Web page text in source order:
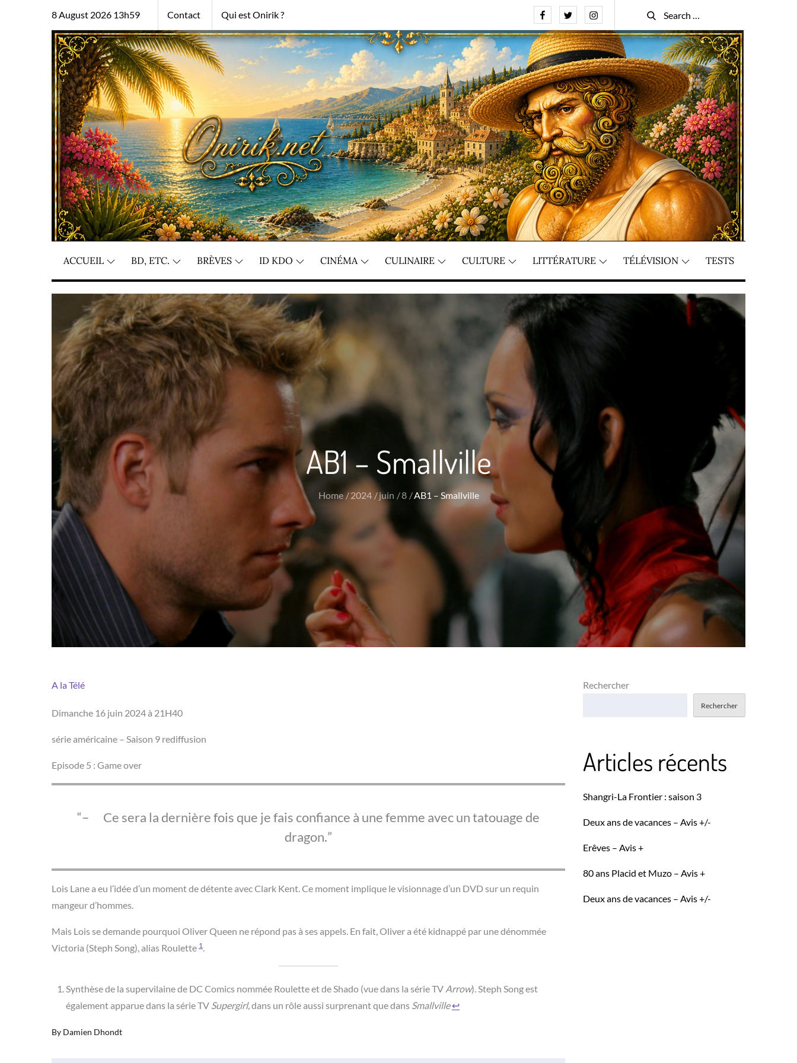
8 August 2026 13h59 Contact Qui est Onirik ? FacebookTwitterInstagram
Search
for:
Search
ACCUEIL BD, ETC. BRÈVES ID KDO CINÉMA CULINAIRE CULTURE LITTÉRATURE TÉLÉVISION TESTS
AB1 – Smallville
Home 2024 juin 8 AB1 – Smallville
A la Télé
Dimanche 16 juin 2024 à 21H40
série américaine – Saison 9 rediffusion
Episode 5 : Game over
– Ce sera la dernière fois que je fais confiance à une femme avec un tatouage de
dragon.
Lois Lane a eu l’idée d’un moment de détente avec Clark Kent. Ce moment implique le visionnage d’un DVD sur un requin
mangeur d’hommes.
Mais Lois se demande pourquoi Oliver Queen ne répond pas à ses appels. En fait, Oliver a été kidnappé par une dénommée
Victoria (Steph Song), alias Roulette 1.
Synthèse de la supervilaine de DC Comics nommée Roulette et de Shado (vue dans la série TV Arrow). Steph Song est
également apparue dans la série TV Supergirl, dans un rôle aussi surprenant que dans Smallville ↩︎
By Damien Dhondt
Rechercher
Rechercher
Articles récents
Shangri-La Frontier : saison 3
Deux ans de vacances – Avis +/-
Erêves – Avis +
80 ans Placid et Muzo – Avis +
Deux ans de vacances – Avis +/-